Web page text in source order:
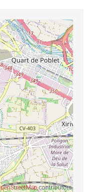
contributors